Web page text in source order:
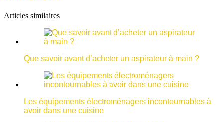
Articles similaires
Que savoir avant d’acheter un aspirateur à main ?
Les équipements électroménagers incontournables à
avoir dans une cuisine